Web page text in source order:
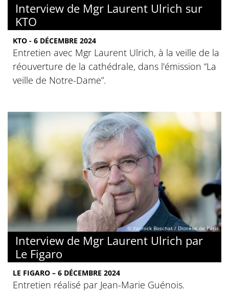
Interview de Mgr Laurent Ulrich sur
KTO
KTO - 6 DÉCEMBRE 2024
Entretien avec Mgr Laurent Ulrich, à la veille de la
réouverture de la cathédrale, dans l'émission “La
veille de Notre-Dame”.
© Yannick Boschat / Diocèse de Paris
Interview de Mgr Laurent Ulrich par
Le Figaro
LE FIGARO – 6 DÉCEMBRE 2024
Entretien réalisé par Jean-Marie Guénois.